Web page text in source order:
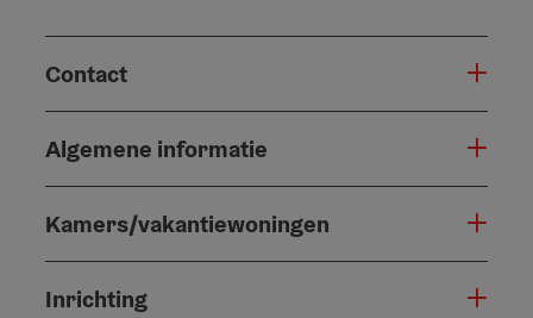
Contact
Algemene informatie
Kamers/vakantiewoningen
Inrichting